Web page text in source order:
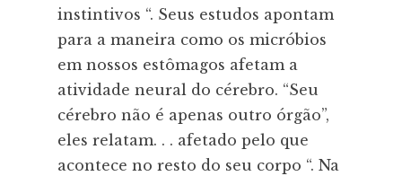
instintivos “. Seus estudos apontam
para a maneira como os micróbios
em nossos estômagos afetam a
atividade neural do cérebro. “Seu
cérebro não é apenas outro órgão”,
eles relatam. . . afetado pelo que
acontece no resto do seu corpo “. Na